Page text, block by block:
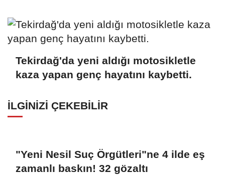
Tekirdağ'da yeni aldığı motosikletle
kaza yapan genç hayatını kaybetti.
İLGINIZI ÇEKEBILIR
"Yeni Nesil Suç Örgütleri"ne 4 ilde eş
zamanlı baskın! 32 gözaltı